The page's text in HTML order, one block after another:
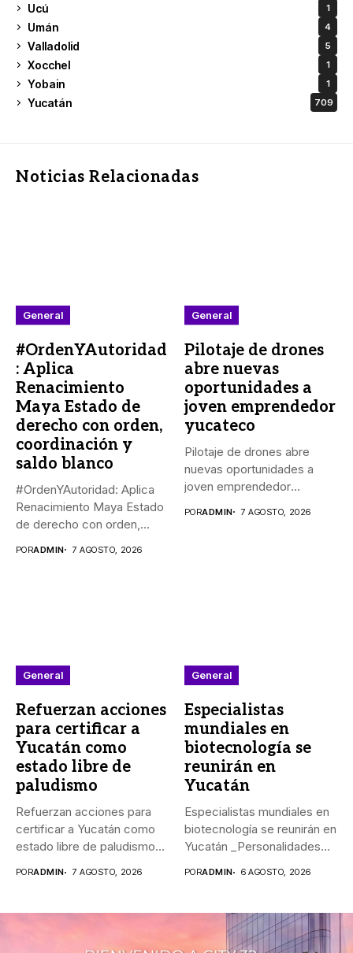
Ucú 1
Umán 4
Valladolid 5
Xocchel 1
Yobain 1
Yucatán 709
Noticias Relacionadas
General
#OrdenYAutoridad
: Aplica
Renacimiento
Maya Estado de
derecho con orden,
coordinación y
saldo blanco
#OrdenYAutoridad: Aplica
Renacimiento Maya Estado
de derecho con orden,
PORADMIN 7 AGOSTO, 2026
General
Pilotaje de drones
abre nuevas
oportunidades a
joven emprendedor
yucateco
Pilotaje de drones abre
nuevas oportunidades a
joven emprendedor
PORADMIN 7 AGOSTO, 2026
General
Refuerzan acciones
para certificar a
Yucatán como
estado libre de
paludismo
Refuerzan acciones para
certificar a Yucatán como
estado libre de paludismo
PORADMIN 7 AGOSTO, 2026
General
Especialistas
mundiales en
biotecnología se
reunirán en
Yucatán
Especialistas mundiales en
biotecnología se reunirán en
Yucatán _Personalidades
PORADMIN 6 AGOSTO, 2026